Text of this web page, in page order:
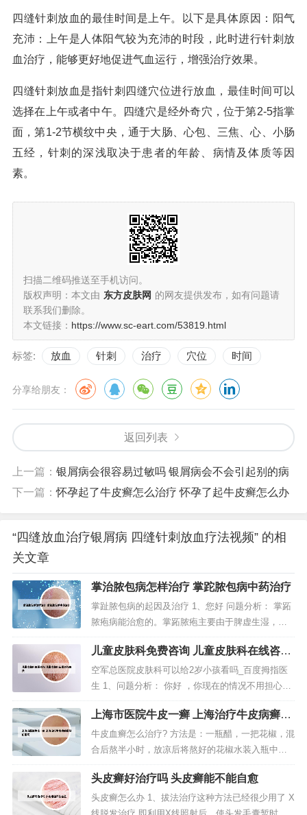
四缝针刺放血的最佳时间是上午。以下是具体原因：阳气
充沛：上午是人体阳气较为充沛的时段，此时进行针刺放
血治疗，能够更好地促进气血运行，增强治疗效果。
四缝针刺放血是指针刺四缝穴位进行放血，最佳时间可以
选择在上午或者中午。四缝穴是经外奇穴，位于第2-5指掌
面，第1-2节横纹中央，通于大肠、心包、三焦、心、小肠
五经，针刺的深浅取决于患者的年龄、病情及体质等因
素。
扫描二维码推送至手机访问。
版权声明：本文由 东方皮肤网 的网友提供发布，如有问题请
联系我们删除。
本文链接： https://www.sc-eart.com/53819.html
标签: 放血 针刺 治疗 穴位 时间
分享给朋友：
返回列表
上一篇： 银屑病会很容易过敏吗 银屑病会不会引起别的病
下一篇：怀孕起了牛皮癣怎么治疗 怀孕了起牛皮癣怎么办
“四缝放血治疗银屑病 四缝针刺放血疗法视频” 的相
关文章
掌治脓包病怎样治疗 掌跎脓包病中药治疗
掌趾脓包病的起因及治疗 1、您好 问题分析： 掌跖
脓疱病能治愈的。掌跖脓疱主要由于脾虚生湿，湿
热内蕴，或外感湿热邪毒，以致邪毒循经外越蕴于
掌跖而发。 指导建议：治疗以消炎抗病毒为主，例
如口服泛昔洛韦片、万乃洛韦、强的松或涂阿昔洛
韦软膏治疗。2、中医认为掌跖脓疱病主要由脾经湿
热，外感毒邪，湿热毒邪循经...
儿童皮肤科免费咨询 儿童皮肤科在线咨询
免费
空军总医院皮肤科可以给2岁小孩看吗_百度拇指医
生 1、问题分析： 你好 ，你现在的情况不用担心，
如果有异常的，是可以看的。 意见建议： 建议你注
意个人卫生的，多喝温开水的，祝你生活愉快的。
2、北京协和医院皮肤科在我国是最早的皮肤性病学
科之一。3、您好，根据孩子的情况，在面部外伤之
后出现的硬块，考虑最...
上海市医院牛皮一癣 上海治疗牛皮病癣最
好的医院
牛皮血癣怎么治疗? 方法是：一瓶醋，一把花椒，混
合后熬半小时，放凉后将熬好的花椒水装入瓶中，
用一小毛笔刷花椒水于患处，每天坚持早、午、晚
刷涂患处，无论何种顽癣，均可根治。2．〖双氧水
能治牛皮癣〗由于工作上需要，我们要接触双氧
水。如果再厉害的伴随着有这种关节症状，或者是
头皮癣好治疗吗 头皮癣能不能自愈
头皮癣怎么办 1、拔法治疗这种方法已经很少用了 X